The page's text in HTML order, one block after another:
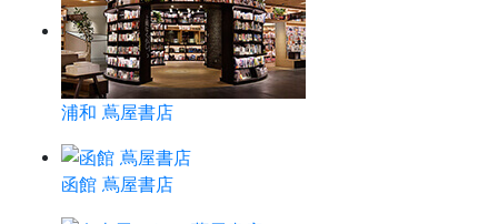
浦和 蔦屋書店
函館 蔦屋書店